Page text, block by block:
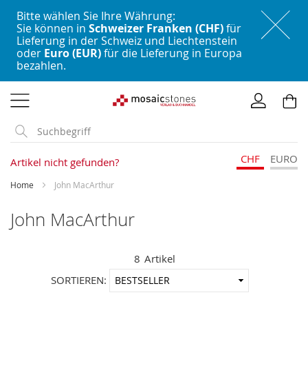
Bitte wählen Sie Ihre Währung:
Sie können in Schweizer Franken (CHF)für
Lieferung in der Schweiz und Liechtenstein
oder Euro (EUR)für die Lieferung in Europa
bezahlen.
zum
Inhalt
Artikel nicht gefunden? CHF EURO
Home John MacArthur
John MacArthur
8 Artikel
SORTIEREN: